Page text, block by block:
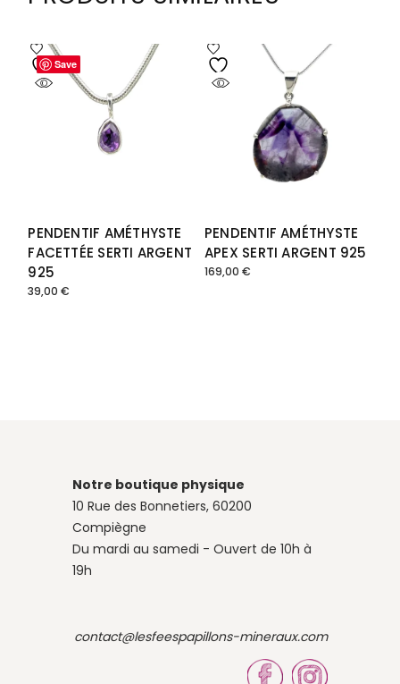
Save
PENDENTIF AMÉTHYSTE
FACETTÉE SERTI ARGENT
925
39,00€
Save
PENDENTIF AMÉTHYSTE
APEX SERTI ARGENT 925
169,00 €
Notre boutique physique
10 Rue des Bonnetiers, 60200
Compiègne
Du mardi au samedi - Ouvert de 10h à
19h
contact@lesfeespapillons-mineraux.com